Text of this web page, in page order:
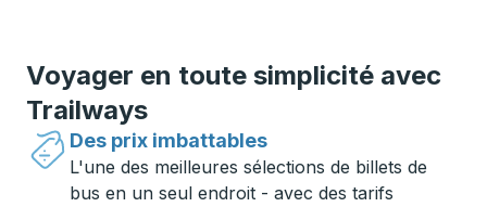
Voyager en toute simplicité avec
Trailways
Des prix imbattables
L'une des meilleures sélections de billets de
bus en un seul endroit - avec des tarifs